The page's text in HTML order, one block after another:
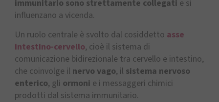
immunitario sono strettamente collegati e si
influenzano a vicenda.
Un ruolo centrale è svolto dal cosiddetto asse
intestino-cervello, cioè il sistema di
comunicazione bidirezionale tra cervello e intestino,
che coinvolge il nervo vago, il sistema nervoso
enterico, gli ormoni e i messaggeri chimici
prodotti dal sistema immunitario.